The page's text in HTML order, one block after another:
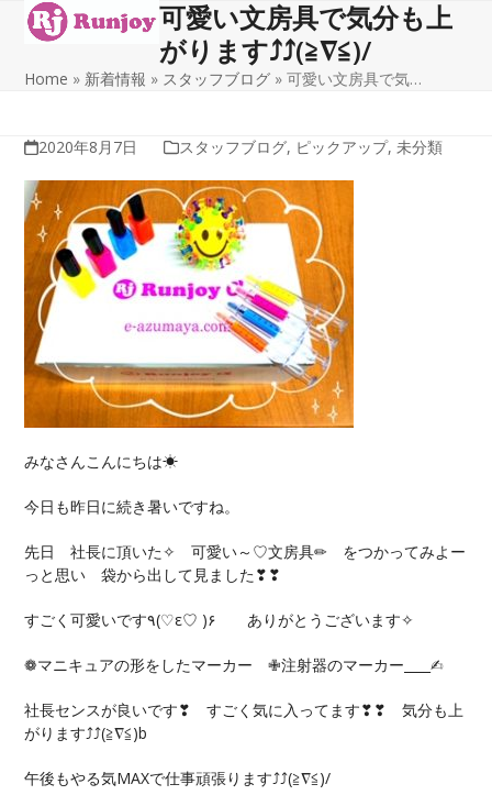
Open
mobile
menu
Close
mobile
menu
可愛い文房具で気分も上
がります⤴⤴(≧∇≦)/
Home » 新着情報 » スタッフブログ »可愛い文房具で気…
2020年8月7日 スタッフブログ, ピックアップ, 未分類
みなさんこんにちは☀
今日も昨日に続き暑いですね。
先日 社長に頂いた✧ 可愛い～♡文房具✏ をつかってみよー
っと思い 袋から出して見ました❣❣
すごく可愛いです٩(♡ε♡ )۶ ありがとうございます✧
❁マニキュアの形をしたマーカー ✙注射器のマーカー____✍︎
社長センスが良いです❣ すごく気に入ってます❣❣ 気分も上
がります⤴⤴(≧∇≦)b
午後もやる気MAXで仕事頑張ります⤴⤴(≧∇≦)/